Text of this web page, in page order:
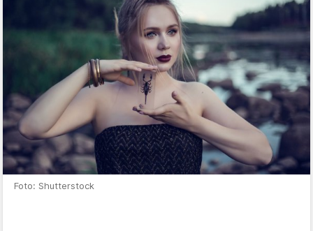
Foto: Shutterstock